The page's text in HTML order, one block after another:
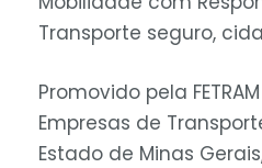
Transporte seguro,
Promovido pela
Empresas de
Estado de Minas